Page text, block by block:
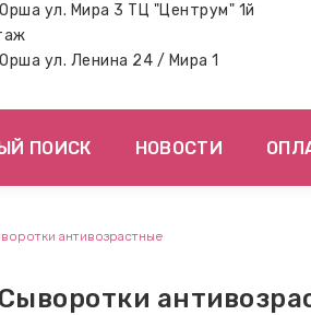
Орша ул. Мира 3 ТЦ "Центрум" 1й
Орша ул. Ленина 24 / Мира 1
ПОИСК НОВОСТИ
антивозрастные
Сыворотки